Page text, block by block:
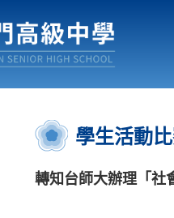
行事曆
:::
學生活動
轉知台師大辦理「社